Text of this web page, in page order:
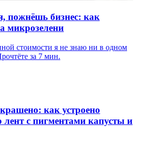
пожнёшь бизнес: как
микрозелени
стоимости я не знаю ни в одном
за 7 мин.
как устроено
лент с пигментами капусты и